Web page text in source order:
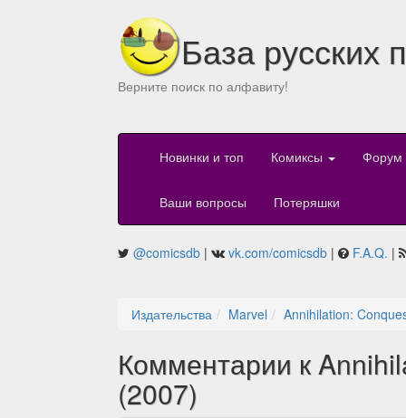
База русских
Верните поиск по алфавиту!
Новинки и топ Комиксы Форум
Ваши вопросы Потеряшки
@comicsdb | vk.com/comicsdb | F.A.Q. |
Издательства Marvel Annihilation:
Комментарии к
(2007)